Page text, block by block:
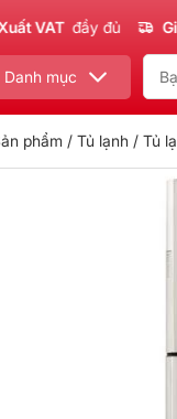
đầy đủ Giao
Danh mục
phẩm / Tủ lạnh / Tủ